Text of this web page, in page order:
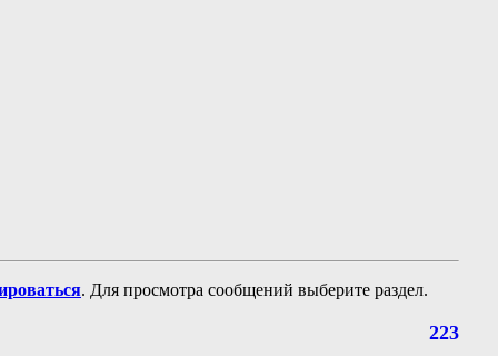
. Для просмотра сообщений выберите раздел.
223